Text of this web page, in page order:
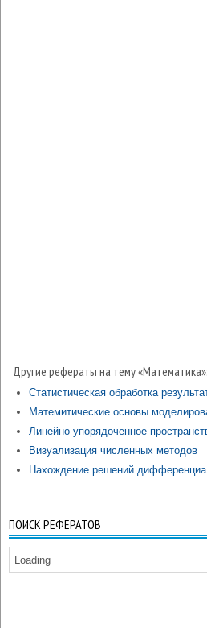
Другие рефераты на тему «Математика»:
Статистическая обработка
Матемитические основы
Линейно упорядоченное
Визуализация численных методов
Нахождение решений
ПОИСК РЕФЕРАТОВ
Loading